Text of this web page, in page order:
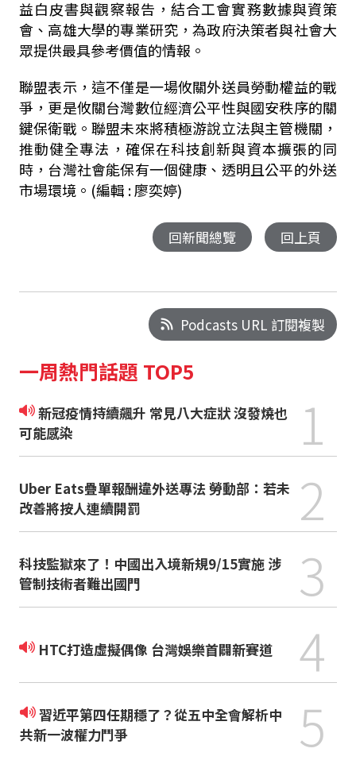
益白皮書與觀察報告，結合工會實務數據與資策
會、高雄大學的專業研究，為政府決策者與社會大
眾提供最具參考價值的情報。
聯盟表示，這不僅是一場攸關外送員勞動權益的戰
爭，更是攸關台灣數位經濟公平性與國安秩序的關
鍵保衛戰。聯盟未來將積極游說立法與主管機關，
推動健全專法，確保在科技創新與資本擴張的同
時，台灣社會能保有一個健康、透明且公平的外送
市場環境。(編輯 : 廖奕婷)
回新聞總覽 回上頁
Podcasts URL 訂閱複製
一周熱門話題 TOP5
新冠疫情持續飆升 常見八大症狀 沒發燒也
可能感染
1
Uber Eats疊單報酬違外送專法 勞動部：若未
改善將按人連續開罰
2
科技監獄來了！中國出入境新規9/15實施 涉
管制技術者難出國門
3
HTC打造虛擬偶像 台灣娛樂首闢新賽道 4
習近平第四任期穩了？從五中全會解析中
共新一波權力鬥爭
5